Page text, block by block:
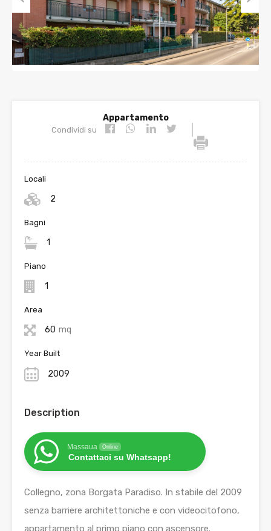
ious
Nex
t
Appartamento
Condividi su
Locali
2
Bagni
1
Piano
1
Area
60 mq
Year Built
2009
Description
Massaua Online
Contattaci su Whatsapp!
Collegno, zona Borgata Paradiso. In stabile del 2009
senza barriere architettoniche e con videocitofono,
appartamento al primo piano con ascensore.